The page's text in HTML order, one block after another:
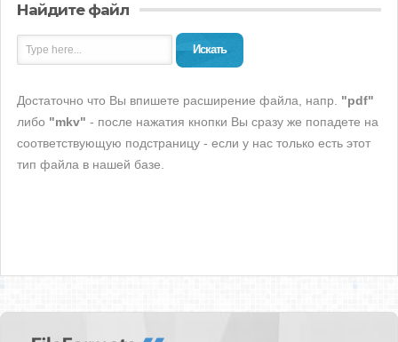
Найдите файл
Искать
Достаточно что Вы впишете расширение файла, напр. "pdf"
либо "mkv" - после нажатия кнопки Вы сразу же попадете на
соответствующую подстраницу - если у нас только есть этот
тип файла в нашей базе.